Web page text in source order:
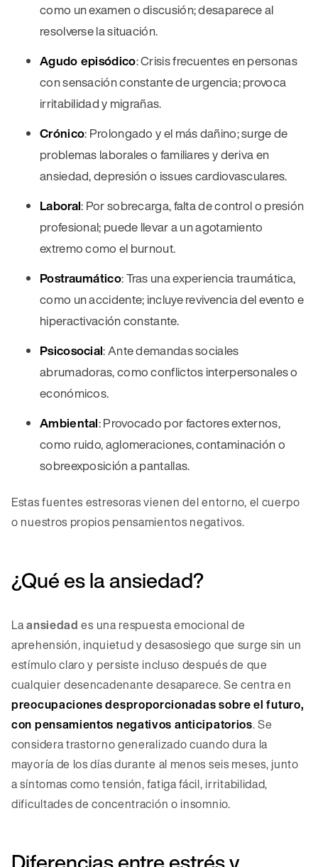
como un examen o discusión; desaparece al
resolverse la situación.
Agudo episódico: Crisis frecuentes en personas
con sensación constante de urgencia; provoca
irritabilidad y migrañas.
Crónico: Prolongado y el más dañino; surge de
problemas laborales o familiares y deriva en
ansiedad, depresión o issues cardiovasculares.
Laboral: Por sobrecarga, falta de control o presión
profesional; puede llevar a un agotamiento
extremo como el burnout.
Postraumático: Tras una experiencia traumática,
como un accidente; incluye revivencia del evento e
hiperactivación constante.
Psicosocial: Ante demandas sociales
abrumadoras, como conflictos interpersonales o
económicos.
Ambiental: Provocado por factores externos,
como ruido, aglomeraciones, contaminación o
sobreexposición a pantallas.
Estas fuentes estresoras vienen del entorno, el cuerpo
o nuestros propios pensamientos negativos.
¿Qué es la ansiedad?
Laansiedad es una respuesta emocional de
aprehensión, inquietud y desasosiego que surge sin un
estímulo claro y persiste incluso después de que
cualquier desencadenante desaparece. Se centra en
preocupaciones desproporcionadas sobre el futuro,
con pensamientos negativos anticipatorios. Se
considera trastorno generalizado cuando dura la
mayoría de los días durante al menos seis meses, junto
a síntomas como tensión, fatiga fácil, irritabilidad,
dificultades de concentración o insomnio.